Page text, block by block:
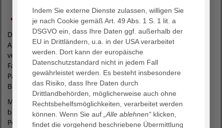
Brustkrebs und gynäkologische Tumore
Dr. Oliver Wingenbach für Bauchstraffung
Die FOCUS-Ärzteliste zählt zu den bekanntesten
Arztbewertungen in Deutschland. Die Auswahl basiert auf
verschiedenen Kriterien, darunter Empfehlungen von
Fachkolleginnen und Fachkollegen sowie Patientinnen und
Patienten, wissenschaftliche Aktivitäten und
Behandlungserfahrungen.
Mit den Auszeichnungen in zahlreichen Fachgebieten
bestätigen die Agaplesion Frankfurter Diakonie Kliniken ihre
Position als leistungsstarker Gesundheitsversorger in der
Indem Sie externe Dienste zulassen, willigen Sie
je nach Cookie gemäß Art. 49 Abs. 1 S. 1 lit. a
DSGVO ein, dass Ihre Daten ggf. außerhalb der
EU in Drittländern, u.a. in der USA verarbeitet
werden. Dort kann der europäische
Datenschutzstandard nicht in jedem Fall
gewährleistet werden. Es besteht insbesondere
das Risiko, dass Ihre Daten durch
Drittlandbehörden, möglicherweise auch ohne
Rechtsbehelfsmöglichkeiten, verarbeitet werden
können. Wenn Sie auf „Alle ablehnen“ klicken,
findet die vorgehend beschriebene Übermittlung